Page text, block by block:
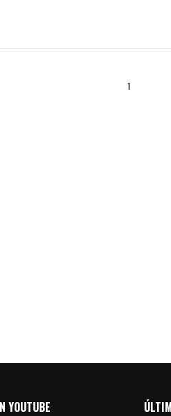
1
YOUTUBE